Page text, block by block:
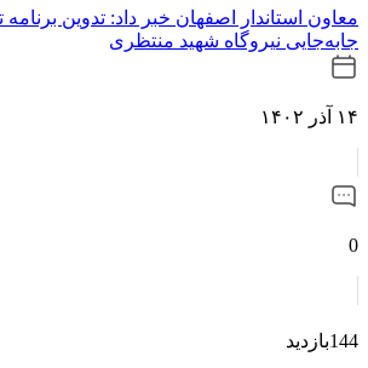
معاون استاندار اصفهان خبر داد: تدوین برنامه
جابه‌جایی نیروگاه شهید منتظری
۱۴ آذر ۱۴۰۲
0
144بازدید